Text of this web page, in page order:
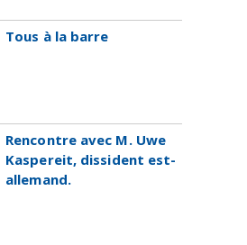
Tous à la barre
Rencontre avec M. Uwe
Kaspereit, dissident est-
allemand.